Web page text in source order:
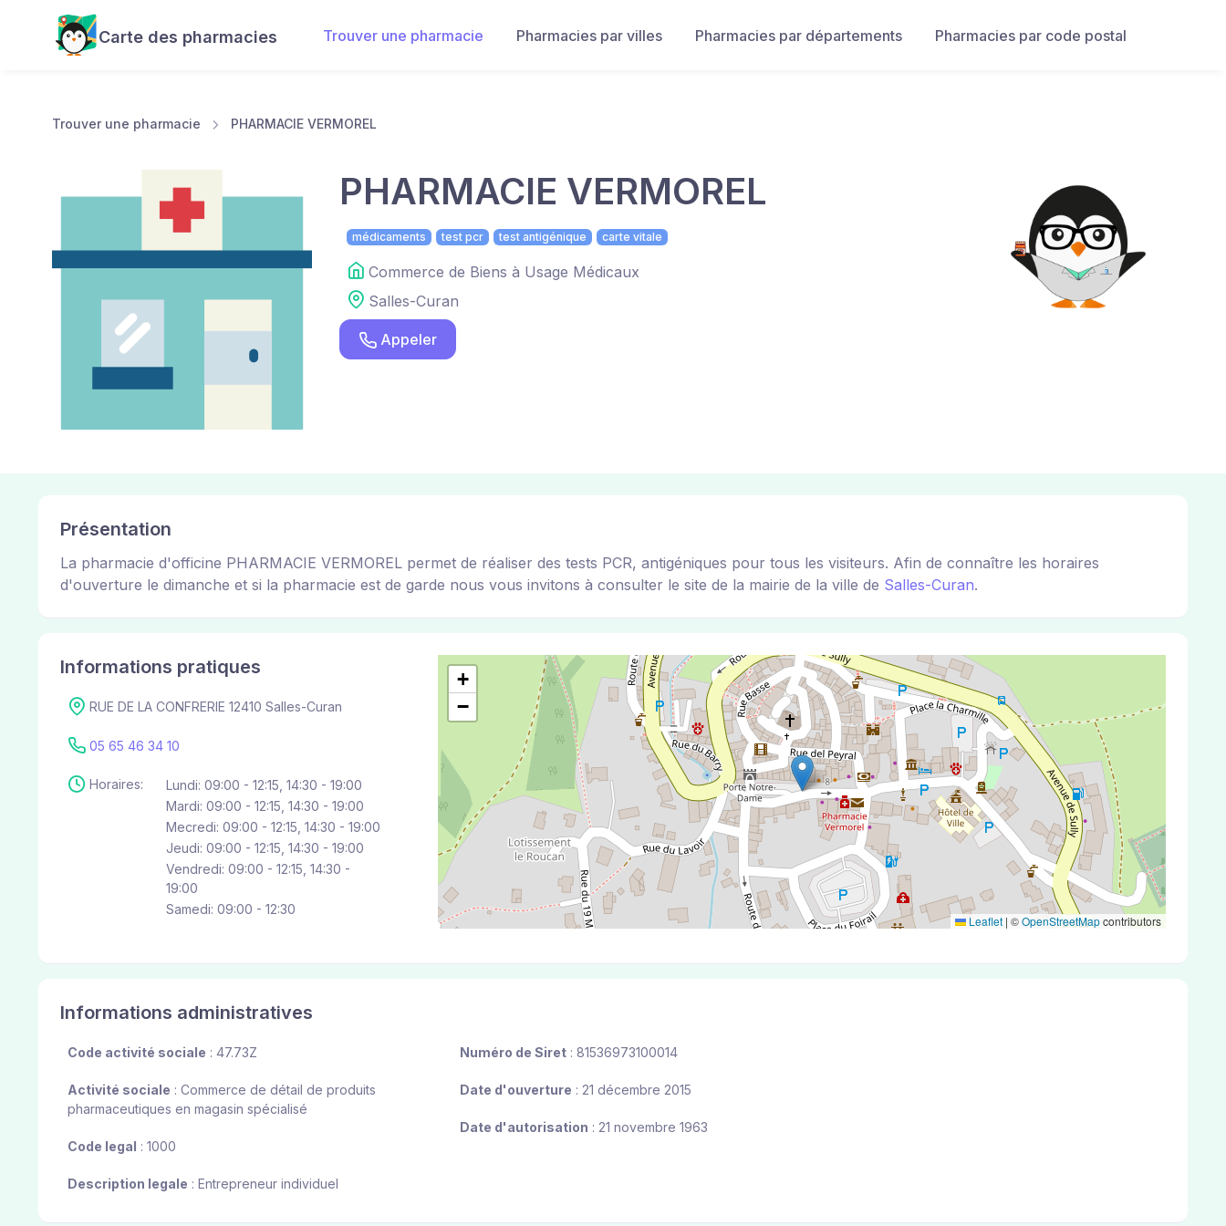
Carte des pharmacies Trouver une pharmacie Pharmacies par villes Pharmacies par départements Pharmacies par code postal
Trouver une pharmacie PHARMACIE VERMOREL
PHARMACIE VERMOREL
médicaments test pcr test antigénique carte vitale
Commerce de Biens à Usage Médicaux
Salles-Curan
Appeler
Présentation
La pharmacie d'officine PHARMACIE VERMOREL permet de réaliser des tests PCR, antigéniques pour tous les visiteurs. Afin de connaître les horaires
d'ouverture le dimanche et si la pharmacie est de garde nous vous invitons à consulter le site de la mairie de la ville de Salles-Curan.
Informations pratiques
RUE DE LA CONFRERIE 12410 Salles-Curan
05 65 46 34 10
Horaires:
Lundi: 09:00 - 12:15, 14:30 - 19:00
Mardi: 09:00 - 12:15, 14:30 - 19:00
Mecredi: 09:00 - 12:15, 14:30 - 19:00
Jeudi: 09:00 - 12:15, 14:30 - 19:00
Vendredi: 09:00 - 12:15, 14:30 -
19:00
Samedi: 09:00 - 12:30
+
−
Leaflet | ©OpenStreetMapcontributors
Informations administratives
Code activité sociale : 47.73Z
Activité sociale : Commerce de détail de produits
pharmaceutiques en magasin spécialisé
Code legal : 1000
Description legale : Entrepreneur individuel
Numéro de Siret : 81536973100014
Date d'ouverture : 21 décembre 2015
Date d'autorisation : 21 novembre 1963